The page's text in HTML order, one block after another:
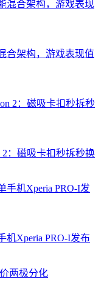
合架构，游戏表现值
：磁吸卡扣秒拆秒换
机Xperia PRO-I发布